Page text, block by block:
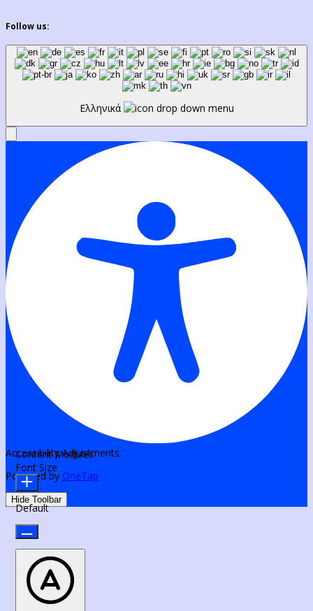
Follow us:
Ελληνικά
Accessibility Adjustments
Powered by OneTap
Hide Toolbar
Content Modules
Font Size
Default